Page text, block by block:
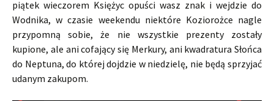
piątek wieczorem Księżyc opuści wasz znak i wejdzie do
Wodnika, w czasie weekendu niektóre Koziorożce nagle
przypomną sobie, że nie wszystkie prezenty zostały
kupione, ale ani cofający się Merkury, ani kwadratura Słońca
do Neptuna, do której dojdzie w niedzielę, nie będą sprzyjać
udanym zakupom.